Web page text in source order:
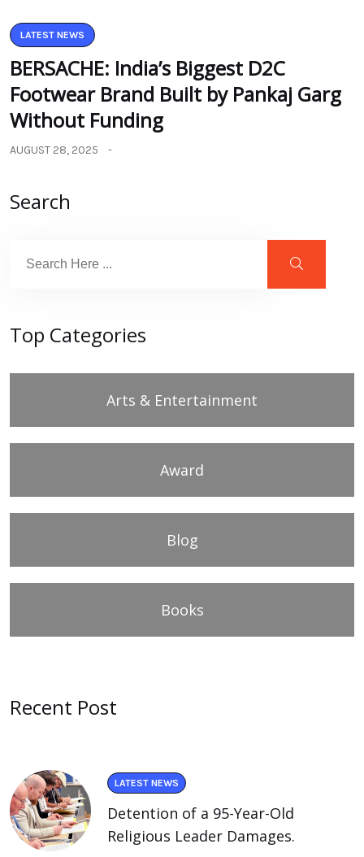
LATEST NEWS
BERSACHE: India’s Biggest D2C
Footwear Brand Built by Pankaj Garg
Without Funding
AUGUST 28, 2025
Search
Top Categories
Arts & Entertainment
Award
Blog
Books
Recent Post
LATEST NEWS
Detention of a 95-Year-Old
Religious Leader Damages.